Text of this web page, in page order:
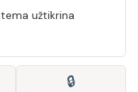
užtikrina
🔒